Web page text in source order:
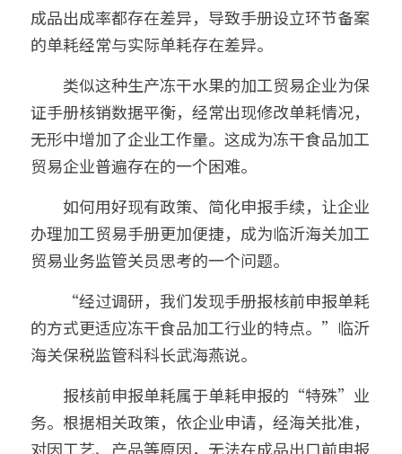
成品出成率都存在差异，导致手册设立环节备案
的单耗经常与实际单耗存在差异。
类似这种生产冻干水果的加工贸易企业为保
证手册核销数据平衡，经常出现修改单耗情况，
无形中增加了企业工作量。这成为冻干食品加工
贸易企业普遍存在的一个困难。
如何用好现有政策、简化申报手续，让企业
办理加工贸易手册更加便捷，成为临沂海关加工
贸易业务监管关员思考的一个问题。
“经过调研，我们发现手册报核前申报单耗
的方式更适应冻干食品加工行业的特点。”临沂
海关保税监管科科长武海燕说。
报核前申报单耗属于单耗申报的“特殊”业
务。根据相关政策，依企业申请，经海关批准，
对因工艺、产品等原因，无法在成品出口前申报